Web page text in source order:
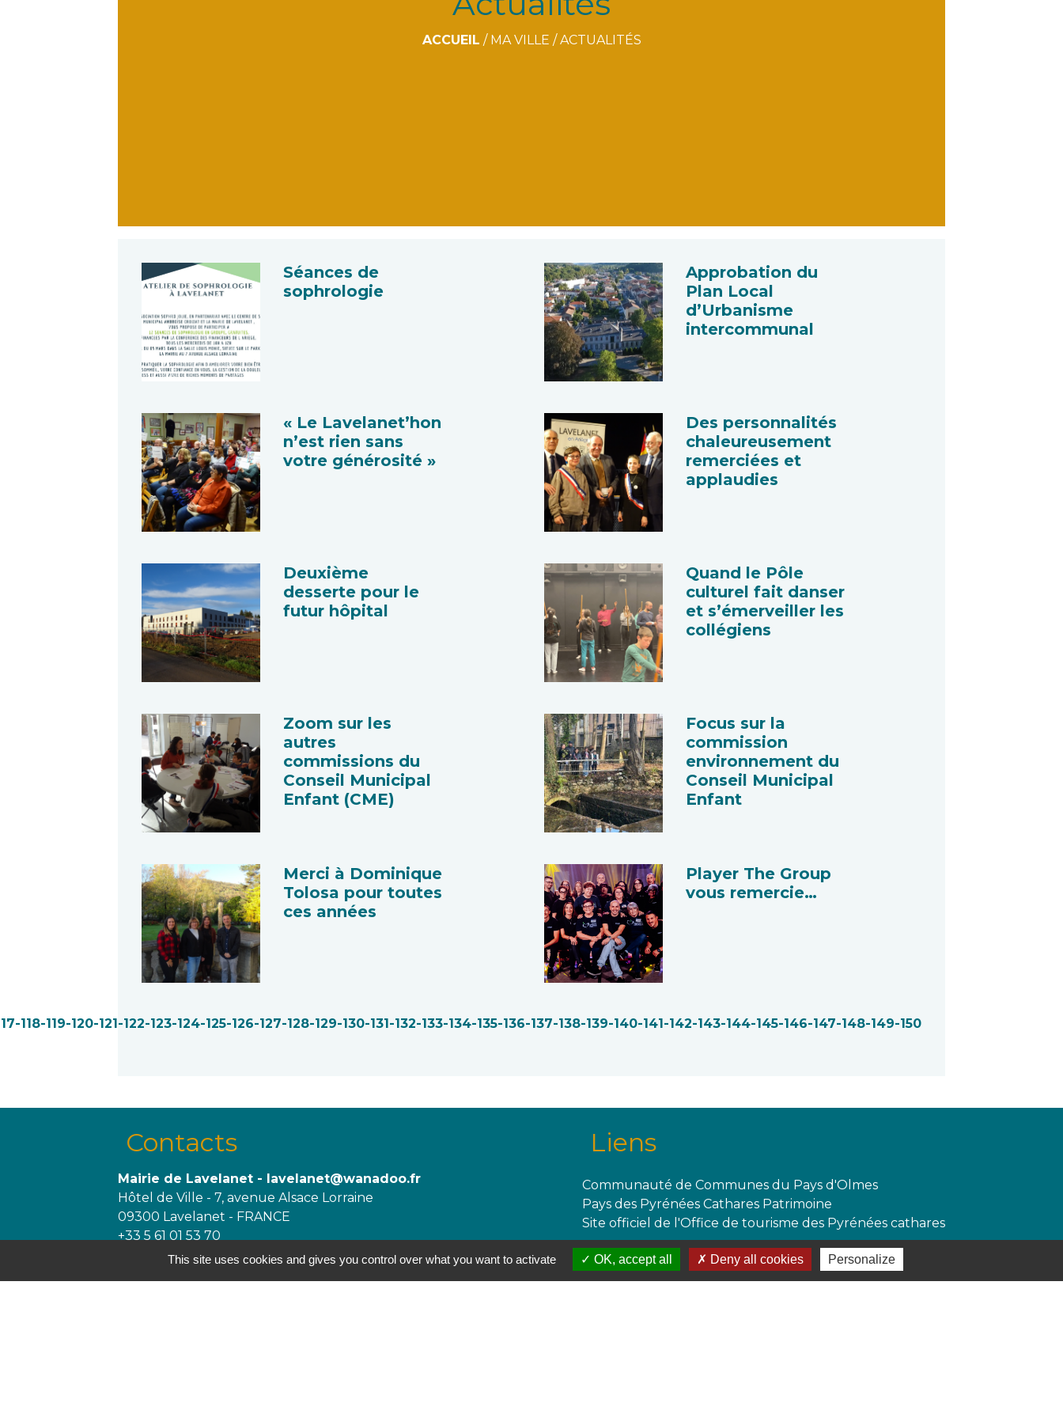
ACCUEIL / MA VILLE /ACTUALITÉS
Séances de
sophrologie
Approbation du
Plan Local
d’Urbanisme
intercommunal
« Le Lavelanet’hon
n’est rien sans
votre générosité »
Des personnalités
chaleureusement
remerciées et
applaudies
Deuxième
desserte pour le
futur hôpital
Quand le Pôle
culturel fait danser
et s’émerveiller les
collégiens
Zoom sur les
autres
commissions du
Conseil Municipal
Enfant (CME)
Focus sur la
commission
environnement du
Conseil Municipal
Enfant
Merci à Dominique
Tolosa pour toutes
ces années
Player The Group
vous remercie…
-118-119-120-121-122-123-124-125-126-127-128-129-130-131-132-133-134-135-136-137-138-139-140-141-142-143-144-145-146-147-148-149-150
Contacts
Mairie de Lavelanet - lavelanet@wanadoo.fr
Hôtel de Ville - 7, avenue Alsace Lorraine
09300 Lavelanet - FRANCE
+33 5 61 01 53 70
Liens
Communauté de Communes du Pays d'Olmes
Pays des Pyrénées Cathares Patrimoine
Site officiel de l'Office de tourisme des Pyrénées cathares
This site uses cookies and gives you control over what you want to activate OK, accept all Deny all cookies Personalize